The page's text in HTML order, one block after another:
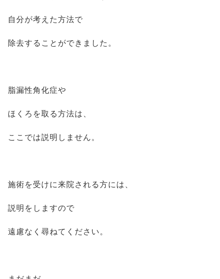
自分が考えた方法で
除去することができました。
脂漏性角化症や
ほくろを取る方法は、
ここでは説明しません。
施術を受けに来院される方には、
説明をしますので
遠慮なく尋ねてください。